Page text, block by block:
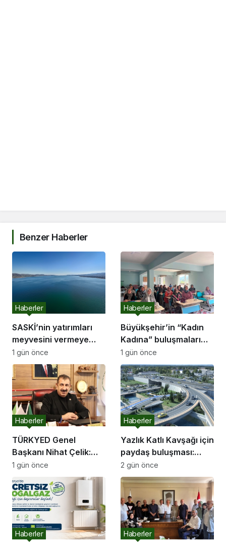
Benzer Haberler
SASKİ’nin yatırımları
meyvesini vermeye
başladı:
Haberler
1 gün önce
Büyükşehir’in “Kadın
Kadına” buluşmaları
Akyazı’da devam etti
Haberler
1 gün önce
TÜRKYED Genel
Başkanı Nihat Çelik:
“Gençliğine Sahip
Çıkmayan Milletler
Geleceğini İnşa
Edemez”
Haberler
1 gün önce
Yazlık Katlı Kavşağı için
paydaş buluşması:
“İletişim kanallarımız
hep açık olacak”
Haberler
2 gün önce
Haberler Haberler